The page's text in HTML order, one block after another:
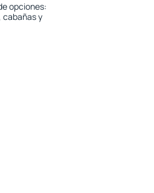
opciones:
y